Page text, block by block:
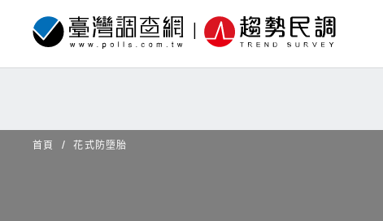
首頁 花式防墮胎